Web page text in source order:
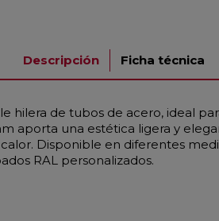
Descripción Ficha técnica
hilera de tubos de acero, ideal
una estética ligera y
Disponible en diferentes
RAL personalizados.